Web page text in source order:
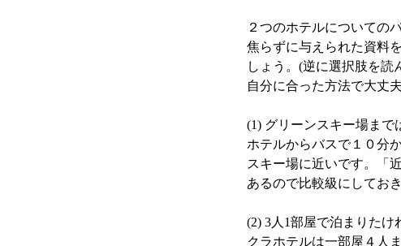
２つのホテルについての
焦らずに与えられた資料
しょう。(逆に選択肢を読
自分に合った方法で大丈
(1) グリーンスキー場まで
ホテルからバスで１０分
スキー場に近いです。「
あるので比較級にしてお
(2) 3人1部屋で泊まりた
クラホテルは一部屋４人